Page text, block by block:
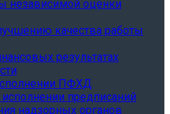
независимой оценки
качества работы
результатах
ПФХД
предписаний
надзорных органов